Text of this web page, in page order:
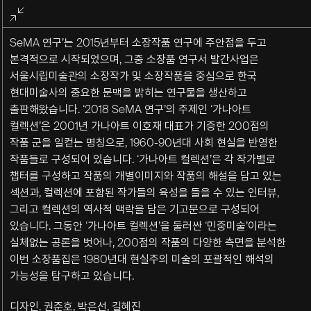
전체화면
종료
SeMA 연구’는 2015년부터 소장작품 연구에 주안점을 두고
본격적으로 시작되었으며, 그중 소장품 연구서 발간사업은
서울시립미술관의 소장작가 및 소장작품을 중심으로 한국
현대미술사의 중요한 문맥을 밝히는 연구물을 생산하고
출판해왔습니다. ‘2018 SeMA 연구’의 주제인 ‘가나아트
컬렉션’은 2001년 가나아트 이호재 대표가 기증한 200점의
작품 군을 일컫는 명칭으로, 1960-90년대 사회 현실을 반영한
작품들로 구성되어 있습니다. ‘가나아트 컬렉션’은 각 작가별로
챕터를 구성하고 작품의 개별이미지와 작품의 해설을 담고 있는
섹션과, 컬렉션에 포함된 작가들의 육성을 들을 수 있는 인터뷰,
그리고 컬렉션의 역사적 맥락을 담은 기고문으로 구성되어
있습니다. 그동안 ‘가나아트 컬렉션’을 둘러싼 ‘민중미술’이라는
실체없는 공론을 벗어나, 200점의 작품의 다양한 측면을 분석한
이번 소장품집은 1980년대 현실주의 미술의 포괄적인 해석의
가능성을 탐구하고 있습니다.
디자인. 권준호, 박은선, 길혜진